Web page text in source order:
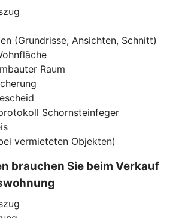
(Grundrisse, Ansichten, Schnitt)
Raum
Schornsteinfeger
vermieteten Objekten)
brauchen Sie beim Verkauf